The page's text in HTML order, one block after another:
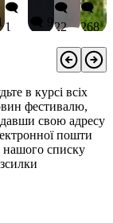
🗨️
1
🗨️ 9
🗨️
22
🗨️
268
в курсі всіх
фестивалю,
свою адресу
пошти
нашого списку